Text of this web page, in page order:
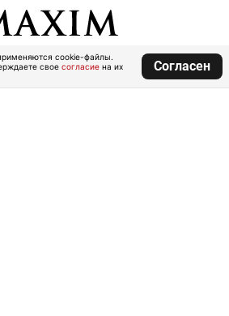
cookie-файлы.
свое согласие на их
Согласен